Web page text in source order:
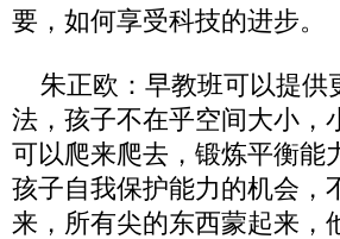
要，如何享受科技的进步。
朱正欧：早教班可以提供
法，孩子不在乎空间大小，
可以爬来爬去，锻炼平衡能
孩子自我保护能力的机会，
来，所有尖的东西蒙起来，